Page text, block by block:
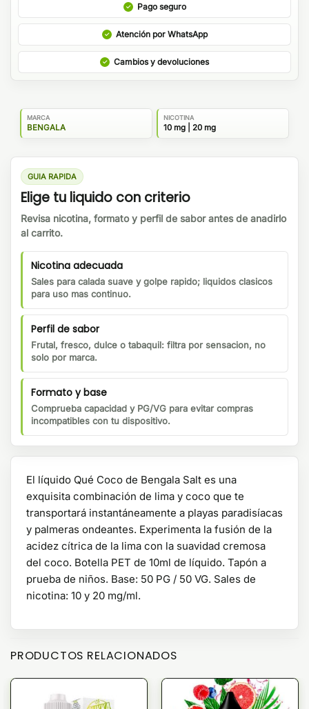
Pago seguro
Atención por WhatsApp
Cambios y devoluciones
MARCA
BENGALA
NICOTINA
10 mg | 20 mg
GUIA RAPIDA
Elige tu liquido con criterio
Revisa nicotina, formato y perfil de sabor antes de anadirlo
al carrito.
Nicotina adecuada
Sales para calada suave y golpe rapido; liquidos clasicos
para uso mas continuo.
Perfil de sabor
Frutal, fresco, dulce o tabaquil: filtra por sensacion, no
solo por marca.
Formato y base
Comprueba capacidad y PG/VG para evitar compras
incompatibles con tu dispositivo.
El líquido Qué Coco de Bengala Salt es una
exquisita combinación de lima y coco que te
transportará instantáneamente a playas paradisíacas
y palmeras ondeantes. Experimenta la fusión de la
acidez cítrica de la lima con la suavidad cremosa
del coco. Botella PET de 10ml de líquido. Tapón a
prueba de niños. Base: 50 PG / 50 VG. Sales de
nicotina: 10 y 20 mg/ml.
PRODUCTOS RELACIONADOS